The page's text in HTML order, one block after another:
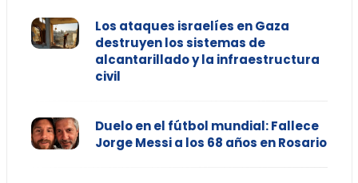
Los ataques israelíes en Gaza
destruyen los sistemas de
alcantarillado y la infraestructura
civil
Duelo en el fútbol mundial: Fallece
Jorge Messi a los 68 años en Rosario